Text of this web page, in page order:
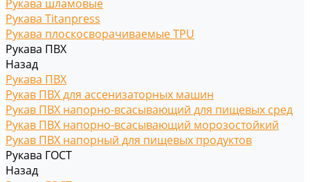
Рукава шламовые
Рукава Titanpress
Рукава плоскосворачиваемые TPU
Рукава ПВХ
Назад
Рукава ПВХ
Рукав ПВХ для ассенизаторных машин
Рукав ПВХ напорно-всасывающий для пищевых сред
Рукав ПВХ напорно-всасывающий морозостойкий
Рукав ПВХ напорный для пищевых продуктов
Рукава ГОСТ
Назад